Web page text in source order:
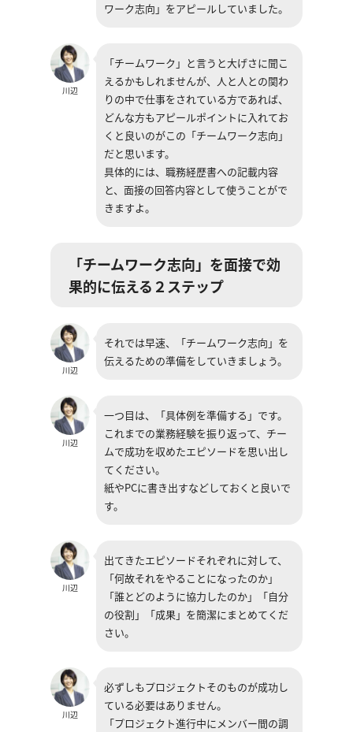
ワーク志向」をアピールしていました。
川辺
「チームワーク」と言うと大げさに聞こ
えるかもしれませんが、人と人との関わ
りの中で仕事をされている方であれば、
どんな方もアピールポイントに入れてお
くと良いのがこの「チームワーク志向」
だと思います。
具体的には、職務経歴書への記載内容
と、面接の回答内容として使うことがで
きますよ。
「チームワーク志向」を面接で効
果的に伝える２ステップ
川辺
それでは早速、「チームワーク志向」を
伝えるための準備をしていきましょう。
川辺
一つ目は、「具体例を準備する」です。
これまでの業務経験を振り返って、チー
ムで成功を収めたエピソードを思い出し
てください。
紙やPCに書き出すなどしておくと良いで
す。
川辺
出てきたエピソードそれぞれに対して、
「何故それをやることになったのか」
「誰とどのように協力したのか」「自分
の役割」「成果」を簡潔にまとめてくだ
さい。
川辺
必ずしもプロジェクトそのものが成功し
ている必要はありません。
「プロジェクト進行中にメンバー間の調